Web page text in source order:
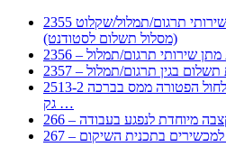
2355 דרישה לתשלום עבור מתן שירותי תרגום/תמלול/שקלוט
(מסלול תשלום לסטודנט)
מתן שירותי תרגום/תמלול
תשלום בגין תרגום/תמלול
2513-2 טופס חדש הצהרה על העברה לחול הפטורה ממס בברכה
גק …
קצבה מיוחדת לנפגע בעבודה
למכשירים בתכנית השיקום